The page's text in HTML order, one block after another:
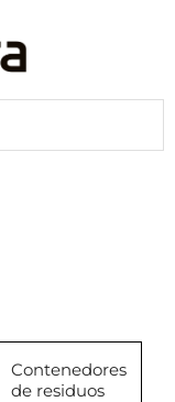
Contenedores
de residuos